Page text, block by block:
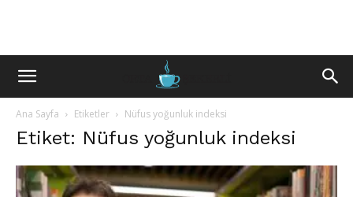
Ana Sayfa Etiketler Nüfus yoğunluk indeksi
Etiket: Nüfus yoğunluk indeksi